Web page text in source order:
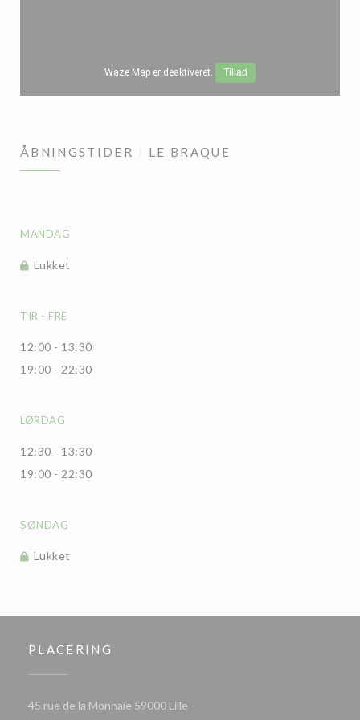
Waze Map er deaktiveret. Tillad
ÅBNINGSTIDER LE BRAQUE
MANDAG
Lukket
TIR - FRE
12:00 - 13:30
19:00 - 22:30
LØRDAG
12:30 - 13:30
19:00 - 22:30
SØNDAG
Lukket
PLACERING
45 rue de la Monnaie 59000 Lille